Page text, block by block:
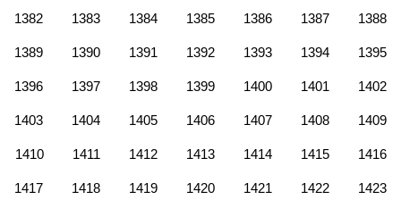
1382 1383 1384 1385 1386 1387 1388
1389 1390 1391 1392 1393 1394 1395
1396 1397 1398 1399 1400 1401 1402
1403 1404 1405 1406 1407 1408 1409
1410 1411 1412 1413 1414 1415 1416
1417 1418 1419 1420 1421 1422 1423